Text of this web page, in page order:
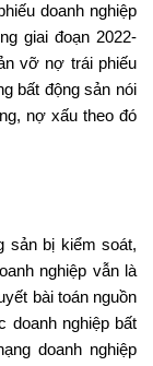
doanh nghiệp
giai đoạn 2022-
vỡ nợ trái phiếu
bất động sản nói
nợ xấu theo đó
sản bị kiểm soát,
nghiệp vẫn là
bài toán nguồn
doanh nghiệp bất
doanh nghiệp